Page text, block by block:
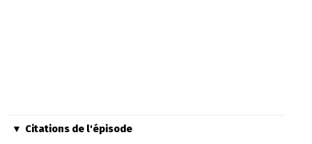
Citations de l'épisode